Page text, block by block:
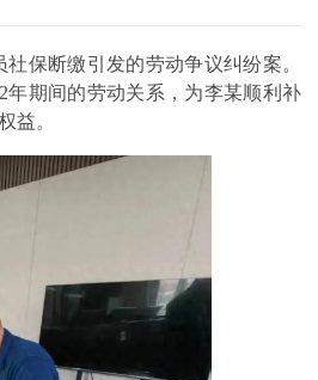
保断缴引发的劳动争议纠纷案。
年期间的劳动关系，为李某顺利补
益。